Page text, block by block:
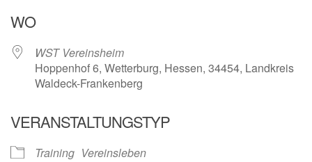
WO
WST Vereinsheim
Hoppenhof 6, Wetterburg, Hessen, 34454, Landkreis
Waldeck-Frankenberg
VERANSTALTUNGSTYP
Training Vereinsleben